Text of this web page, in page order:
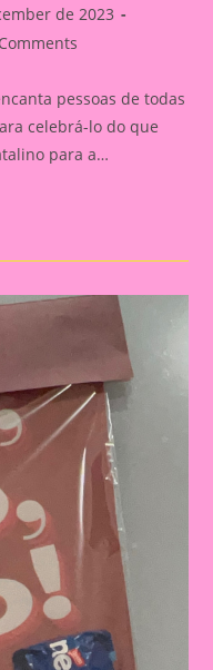
de 2023
pessoas de todas
celebrá-lo do que
para a…